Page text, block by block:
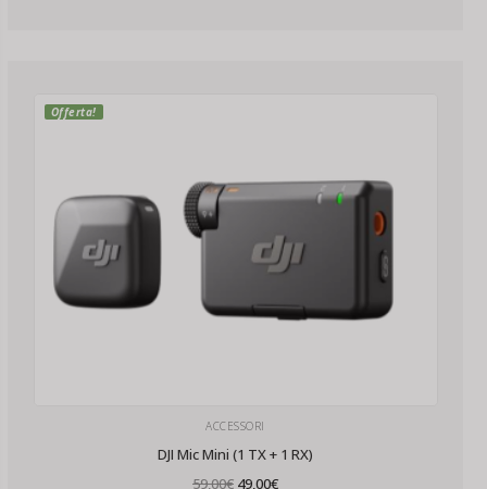
Offerta!
ACCESSORI
DJI Mic Mini (1 TX + 1 RX)
59,00€ Il49,00€Il